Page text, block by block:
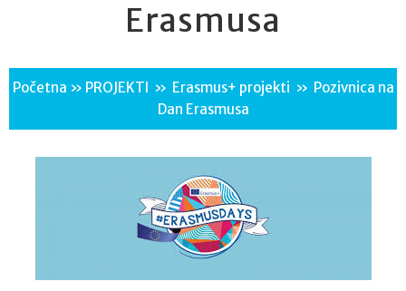
Erasmusa
Početna » PROJEKTI » Erasmus+ projekti » Pozivnica na
Dan Erasmusa